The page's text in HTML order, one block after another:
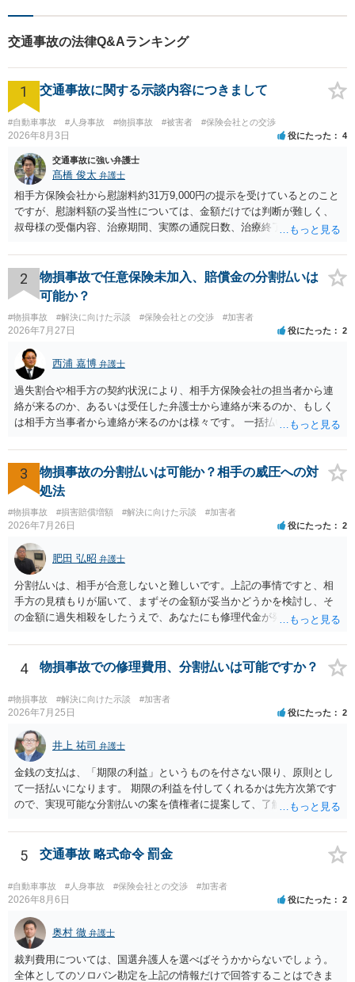
する癖をつけることを勧めて
決に繋がりますのでお気軽に
ご相談ください。
交通事故の法律Q&Aランキング
1 交通事故に関する示談内容につきまして
#自動車事故 #人身事故 #物損事故 #被害者 #保険会社との交渉
2026年8月3日 役にたった 4
交通事故に強い弁護士
髙橋 俊太 弁護士
相手方保険会社から慰謝料約31万9,000円の提示を受けているとのこと
ですが、慰謝料額の妥当性については、金額だけでは判断が難しく、
叔母様の受傷内容、治療期間、実際の通院日数、治療終了の経緯、後
確認する必要があります。保険会社から提示される慰謝料額について
は、弁護士が介入することにより増額を検討できる場合がありますの
で、以下の資料・情報を準備した上で、弁護士に個別に相談すること
をお勧めいたします。 ・相手方保険会社から届いている示談金額の提
示書類 ・叔母様の診断名、けがの内容 ・治療開始日及び治療終了日
・入院の有無、通院回数 ・現在も症状が残っているか ・叔母様ご本人
やご家族等が加入している保険に、今回の事故で利用できる弁護士費
用特約が付帯しているか なお、被害者は叔母様ご本人となりますの
で、弁護士が受任する場合には、叔母様ご本人の依頼意思等を確認す
る必要があります。日本語での十分な意思疎通が難しいとのことです
ので、そのあたりのご事情も踏まえて、依頼意思の確認方法等を検討
2
物損事故で任意保険未加入、賠償金の分割払いは
可能か？
#物損事故 #解決に向けた示談 #保険会社との交渉 #加害者
2026年7月27日 役にたった 2
西浦 嘉博 弁護士
過失割合や相手方の契約状況により、相手方保険会社の担当者から連
絡が来るのか、あるいは受任した弁護士から連絡が来るのか、もしく
は相手方当事者から連絡が来るのかは様々です。 一括払いや分割払い
金の支払いにつき、分割払いに合意すれば、和解は可能です。 他方で
合意しなければ和解できないことになります。 今後の見通しを知る為
に、交渉の方向性につき、最寄りの法律事務所で相談だけでもされる
ことも検討ください。
3
物損事故の分割払いは可能か？相手の威圧への対
処法
#物損事故 #損害賠償増額 #解決に向けた示談 #加害者
2026年7月26日 役にたった 2
肥田 弘昭 弁護士
分割払いは、相手が合意しないと難しいです。上記の事情ですと、相
手方の見積もりが届いて、まずその金額が妥当かどうかを検討し、そ
の金額に過失相殺をしたうえで、あなたにも修理代金が発生している
分割払いにしたいとの示談案を提案するのが良いかと思います。威圧
されるのであれば、斡旋、仲裁、民事調停を利用しては如何でしょう
4 物損事故での修理費用、分割払いは可能ですか？
#物損事故 #解決に向けた示談 #加害者
2026年7月25日 役にたった 2
井上 祐司 弁護士
金銭の支払は、「期限の利益」というものを付さない限り、原則とし
て一括払いになります。 期限の利益を付してくれるかは先方次第です
ので、実現可能な分割払いの案を債権者に提案して、了解してもらえ
5 交通事故 略式命令 罰金
#自動車事故 #人身事故 #保険会社との交渉 #加害者
2026年8月6日 役にたった 2
奥村 徹 弁護士
裁判費用については、国選弁護人を選べばそうかからないでしょう。
全体としてのソロバン勘定を上記の情報だけで回答することはできま